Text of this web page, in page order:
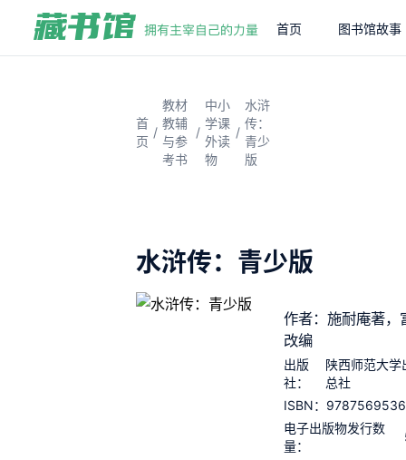
首页 图书馆故事
首
页
/
教材
教辅
与参
考书
/
中小
学课
外读
物
/
水浒
传：
青少
版
水浒传：青少版
作者：施耐庵著，
改编
出版
社：
陕西师范大学
总社
ISBN：
电子出版物发行数
量：